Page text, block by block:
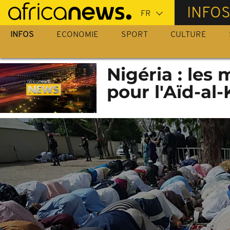
Passer
au
contenu
INFOS
INFOS ECONOMIE SPORT CULTURE
Nigéria : les
pour l'Aïd-al-